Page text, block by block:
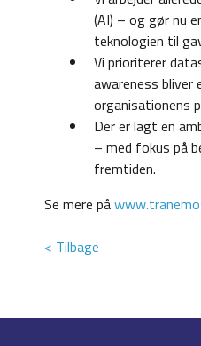
(AI) – og gør nu
teknologien til
Vi prioriterer
awareness
organisationens
Der er lagt en
– med fokus på
fremtiden.
Se mere på
< Tilbage